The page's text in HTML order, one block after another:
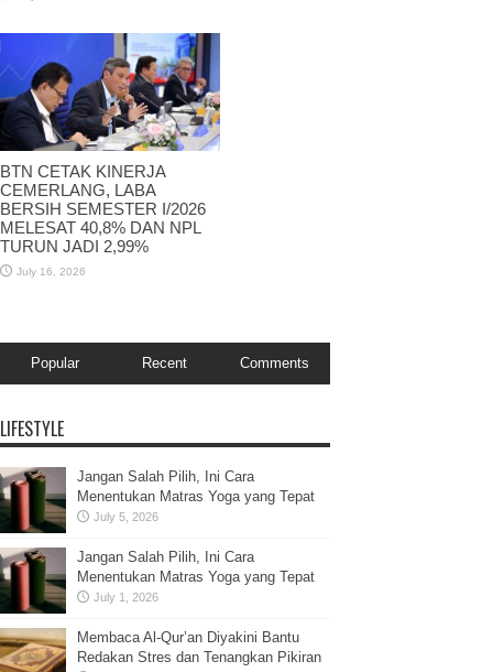
BTN CETAK KINERJA
CEMERLANG, LABA
BERSIH SEMESTER I/2026
MELESAT 40,8% DAN NPL
TURUN JADI 2,99%
July 16, 2026
Popular Recent Comments
LIFESTYLE
Jangan Salah Pilih, Ini Cara
Menentukan Matras Yoga yang Tepat
July 5, 2026
Jangan Salah Pilih, Ini Cara
Menentukan Matras Yoga yang Tepat
July 1, 2026
Membaca Al-Qur’an Diyakini Bantu
Redakan Stres dan Tenangkan Pikiran